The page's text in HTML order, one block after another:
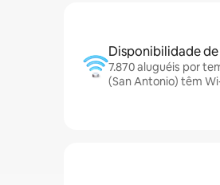
Disponibilidade
7.870 aluguéis por
(San Antonio) têm